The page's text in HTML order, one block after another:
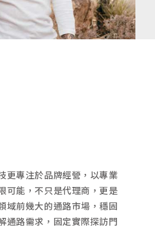
更專注於品牌經營，以專業
可能，不只是代理商，更是
域前幾大的通路市場，穩固
通路需求，固定實際探訪門